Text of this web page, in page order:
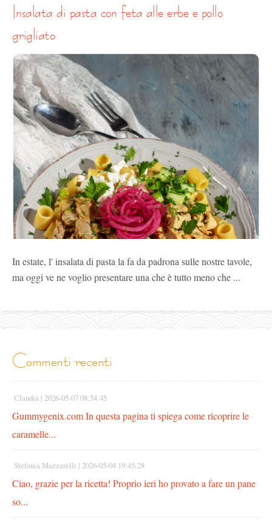
insalata di pasta con feta alle erbe e pollo
grigliato
In estate, l' insalata di pasta la fa da padrona sulle nostre tavole,
ma oggi ve ne voglio presentare una che è tutto meno che ...
commenti recenti
Claudia | 2026-05-07 08:54:45
Gummygenix.com In questa pagina ti spiega come ricoprire le
caramelle...
Stefania Mazzarelli | 2026-05-04 19:45:28
Ciao, grazie per la ricetta! Proprio ieri ho provato a fare un pane
so...